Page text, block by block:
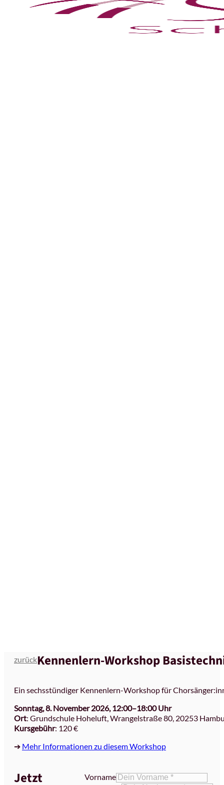
zurückKennenlern-Workshop
Ein sechsstündiger Kennenlern-Workshop für
Sonntag, 8. November 2026, 12:00–18:00 Uhr
Ort: Grundschule Hoheluft, Wrangelstraße 80, 20253
Kursgebühr: 120 €
➔ Mehr Informationen zu diesem Workshop
Jetzt
Vorname